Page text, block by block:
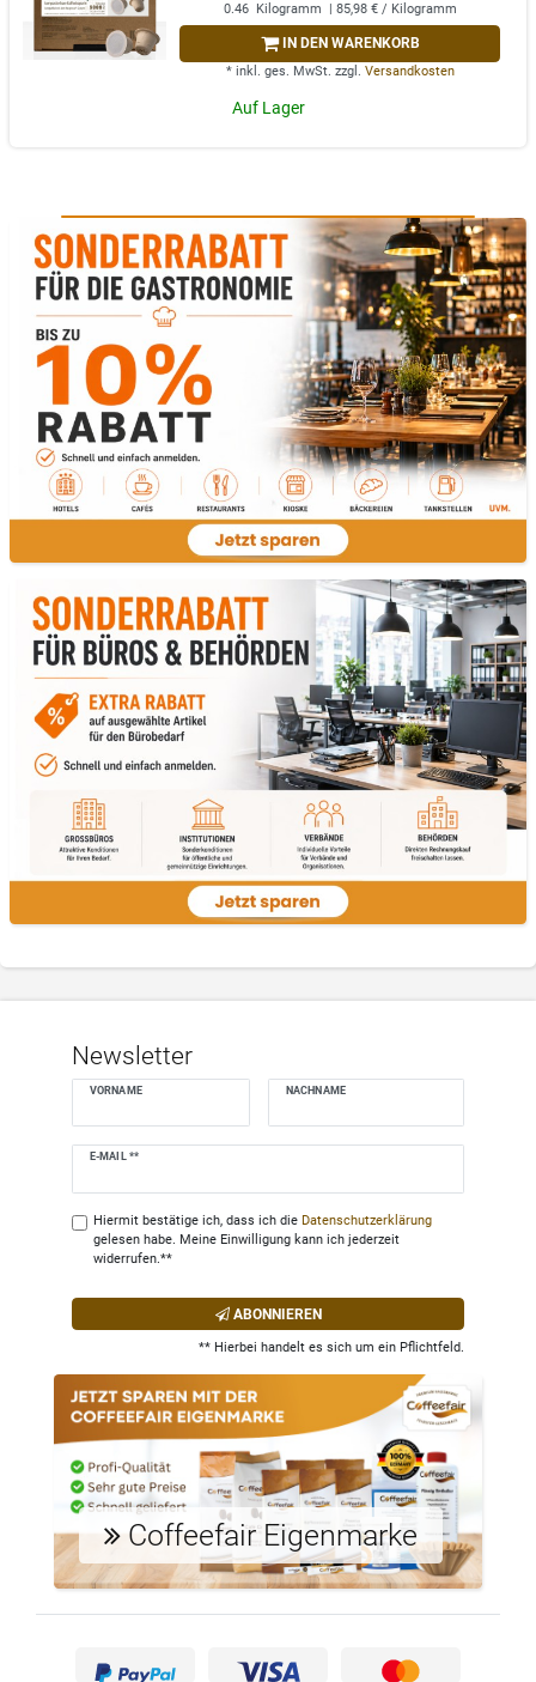
0.46 Kilogramm | 85,98 € / Kilogramm
IN DEN WARENKORB
* inkl. ges. MwSt. zzgl. Versandkosten
Auf Lager
Newsletter
VORNAME NACHNAME
E-MAIL **
Newsletter
Hiermit bestätige ich, dass ich die Daten­schutz­erklärung
gelesen habe. Meine Einwilligung kann ich jederzeit
widerrufen.**
ABONNIEREN
** Hierbei handelt es sich um ein Pflichtfeld.
Coffeefair Eigenmarke